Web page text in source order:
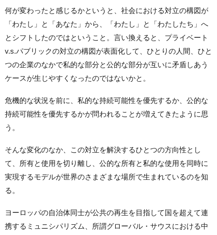
何が変わったと感じるかというと、社会における対立の構図が
「わたし」と「あなた」から、「わたし」と「わたしたち」へ
とシフトしたのではということ。言い換えると、プライベート
v.s.パブリックの対立の構図が表面化して、ひとりの人間、ひと
つの企業のなかで私的な部分と公的な部分が互いに矛盾しあう
ケースが生じやすくなったのではないかと。
危機的な状況を前に、私的な持続可能性を優先するか、公的な
持続可能性を優先するかが問われることが増えてきたように思
う。
そんな変化のなか、この対立を解決するひとつの方向性とし
て、所有と使用を切り離し、公的な所有と私的な使用を同時に
実現するモデルが世界のさまざまな場所で生まれているのを知
る。
ヨーロッパの自治体同士が公共の再生を目指して国を超えて連
携するミュニシパリズム、所謂グローバル・サウスにおける中